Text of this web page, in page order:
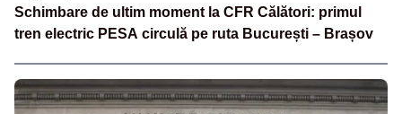
Schimbare de ultim moment la CFR Călători: primul
tren electric PESA circulă pe ruta București – Brașov